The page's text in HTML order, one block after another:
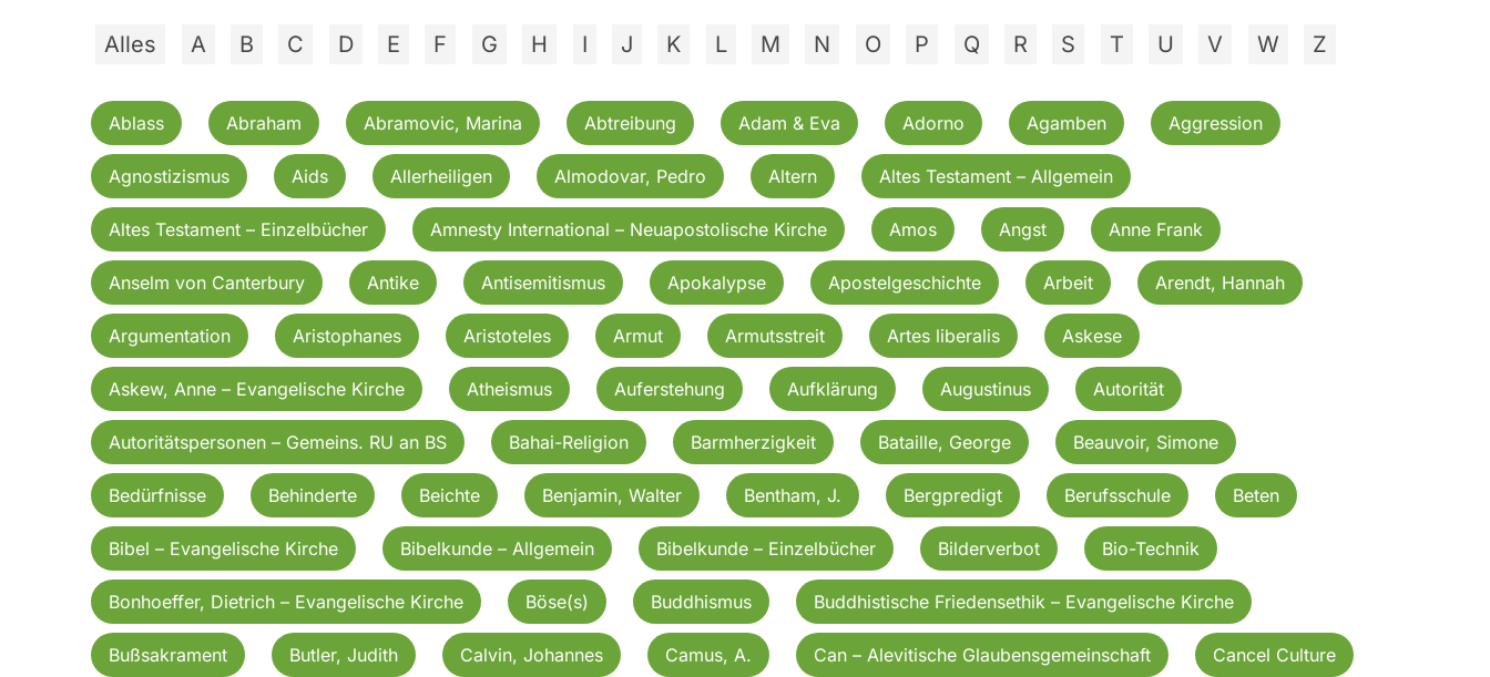
Alles A B C D E F G H I J K L M N O P Q R S T U V W Z
Ablass Abraham Abramovic, Marina Abtreibung Adam & Eva Adorno Agamben Aggression
Agnostizismus Aids Allerheiligen Almodovar, Pedro Altern Altes Testament – Allgemein
Altes Testament – Einzelbücher Amnesty International – Neuapostolische Kirche Amos Angst Anne Frank
Anselm von Canterbury Antike Antisemitismus Apokalypse Apostelgeschichte Arbeit Arendt, Hannah
Argumentation Aristophanes Aristoteles Armut Armutsstreit Artes liberalis Askese
Askew, Anne – Evangelische Kirche Atheismus Auferstehung Aufklärung Augustinus Autorität
Autoritätspersonen – Gemeins. RU an BS Bahai-Religion Barmherzigkeit Bataille, George Beauvoir, Simone
Bedürfnisse Behinderte Beichte Benjamin, Walter Bentham, J. Bergpredigt Berufsschule Beten
Bibel – Evangelische Kirche Bibelkunde – Allgemein Bibelkunde – Einzelbücher Bilderverbot Bio-Technik
Bonhoeffer, Dietrich – Evangelische Kirche Böse(s) Buddhismus Buddhistische Friedensethik – Evangelische Kirche
Bußsakrament Butler, Judith Calvin, Johannes Camus, A. Can – Alevitische Glaubensgemeinschaft Cancel Culture